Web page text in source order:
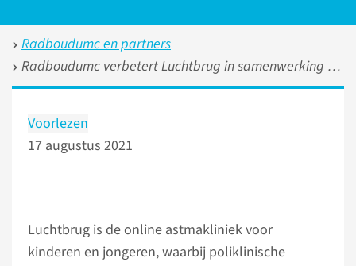
Radboudumc en partners
Radboudumc verbetert Luchtbrug in samenwerking met FindAir
Voorlezen
17 augustus 2021
Luchtbrug is de online astmakliniek voor
kinderen en jongeren, waarbij poliklinische